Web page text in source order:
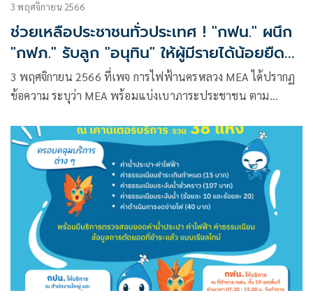
3 พฤศจิกายน 2566
ช่วยเหลือประชาชนทั่วประเทศ ! "กฟน." ผนึก
"กฟภ." รับลูก "อนุทิน" ให้ผู้มีรายได้น้อยยืด
ชำระค่าไฟได้ 3 เดือน พร้อมดำเนินการเร็ว
ที่สุด
3 พฤศจิกายน 2566 ที่เพจ การไฟฟ้านครหลวง MEA ได้ปรากฏ
ข้อความ ระบุว่า MEA พร้อมแบ่งเบาภาระประชาชน ตาม
ไม่เกิน 3 เดือน